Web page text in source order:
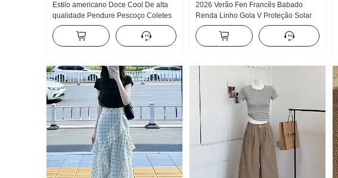
Estilo americano Doce Cool De alta
qualidade Pendure Pescoço Coletes
feminino Verão Uso externo Dentro
Pegue Camiseta de base Garota
estilosa Malha Tomara que caia Top
2026 Verão Fen Francês Babado
Renda Linho Gola V Proteção Solar
Camisa Manga longa feminina Solto
Design Sentido Para cima